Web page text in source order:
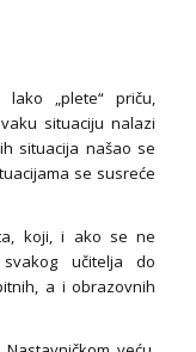
„plete“ priču,
situaciju nalazi
situacija našao se
se susreće
koji, i ako se ne
učitelja do
a i obrazovnih